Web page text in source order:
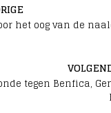
het oog van de
tegen Benfica,